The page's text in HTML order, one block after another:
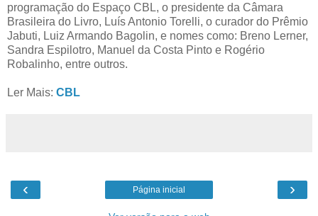
programação do Espaço CBL, o presidente da Câmara
Brasileira do Livro, Luís Antonio Torelli, o curador do Prêmio
Jabuti, Luiz Armando Bagolin, e nomes como: Breno Lerner,
Sandra Espilotro, Manuel da Costa Pinto e Rogério
Robalinho, entre outros.
Ler Mais: CBL
‹ ›
Página inicial